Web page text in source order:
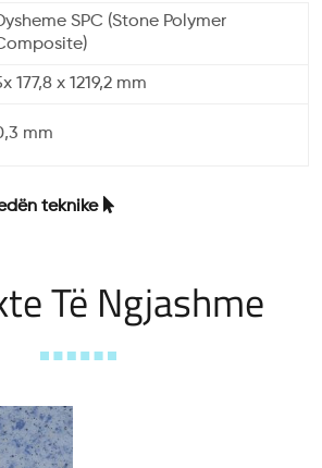
SPC (Stone Polymer
177,8 x 1219,2 mm
mm
teknike
Të Ngjashme